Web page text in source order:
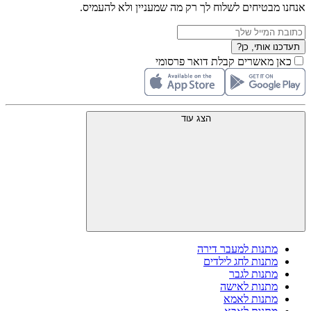
אנחנו מבטיחים לשלוח לך רק מה שמעניין ולא להעמיס.
תעדכנו אותי, כן?
כאן מאשרים קבלת דואר פרסומי
הצג עוד
מתנות למעבר דירה
מתנות לחג לילדים
מתנות לגבר
מתנות לאישה
מתנות לאמא